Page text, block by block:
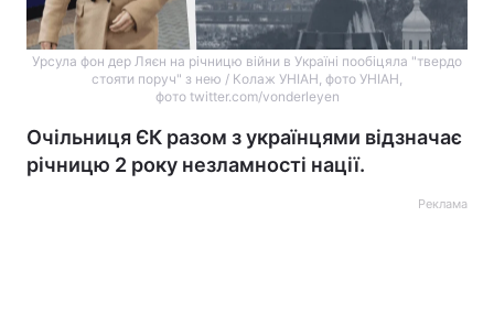
Урсула фон дер Ляєн на річницю війни в Україні пообіцяла "твердо
стояти поруч" з нею / Колаж УНІАН, фото УНІАН,
фото twitter.com/vonderleyen
Очільниця ЄК разом з українцями відзначає
річницю 2 року незламності нації.
Реклама